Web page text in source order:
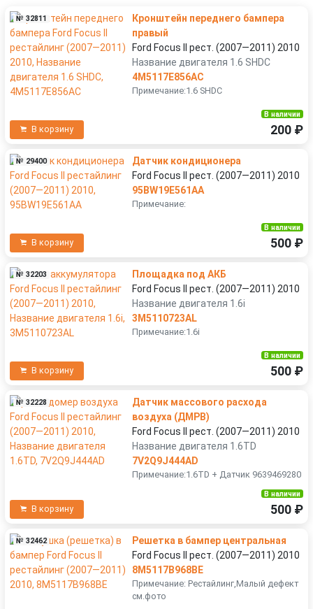
№ 32811
Кронштейн переднего бампера
правый
Ford Focus II рест. (2007—2011) 2010
Название двигателя 1.6 SHDC
4M5117E856AC
Примечание:1.6 SHDC
В корзину
В наличии
200 ₽
№ 29400
Датчик кондиционера
Ford Focus II рест. (2007—2011) 2010
95BW19E561AA
Примечание:
В корзину
В наличии
500 ₽
№ 32203
Площадка под АКБ
Ford Focus II рест. (2007—2011) 2010
Название двигателя 1.6i
3M5110723AL
Примечание:1.6i
В корзину
В наличии
500 ₽
№ 32228
Датчик массового расхода
воздуха (ДМРВ)
Ford Focus II рест. (2007—2011) 2010
Название двигателя 1.6TD
7V2Q9J444AD
Примечание:1.6TD + Датчик 9639469280
В корзину
В наличии
500 ₽
№ 32462
Решетка в бампер центральная
Ford Focus II рест. (2007—2011) 2010
8M5117B968BE
Примечание: Рестайлинг,Малый дефект
см.фото